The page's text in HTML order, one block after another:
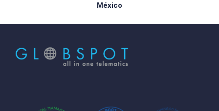
México